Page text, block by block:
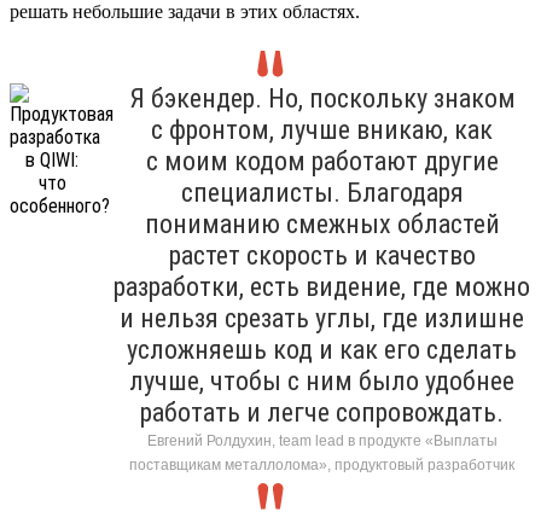
решать небольшие задачи в этих областях.
Я бэкендер. Но, поскольку знаком
с фронтом, лучше вникаю, как
с моим кодом работают другие
специалисты. Благодаря
пониманию смежных областей
растет скорость и качество
разработки, есть видение, где можно
и нельзя срезать углы, где излишне
усложняешь код и как его сделать
лучше, чтобы с ним было удобнее
работать и легче сопровождать.
Евгений Ролдухин, team lead в продукте «Выплаты
поставщикам металлолома», продуктовый разработчик